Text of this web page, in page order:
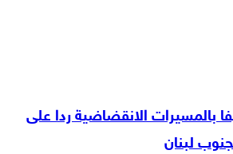
بالمسيرات الانقضاضية ردا على
لبنان